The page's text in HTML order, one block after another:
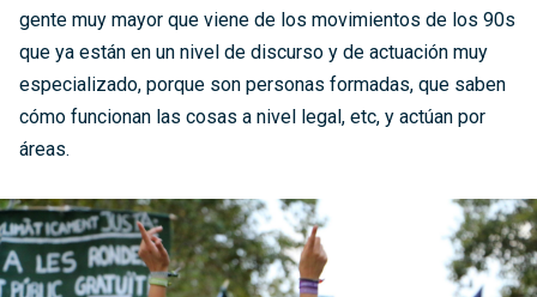
gente muy mayor que viene de los movimientos de los 90s
que ya están en un nivel de discurso y de actuación muy
especializado, porque son personas formadas, que saben
cómo funcionan las cosas a nivel legal, etc, y actúan por
áreas.